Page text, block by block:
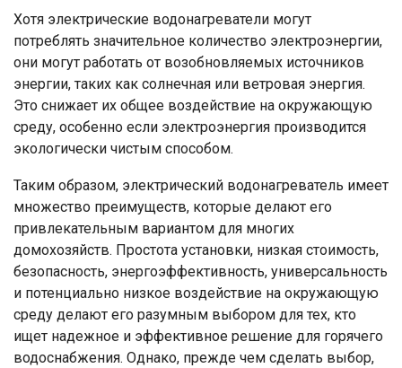
Хотя электрические водонагреватели могут
потреблять значительное количество электроэнергии,
они могут работать от возобновляемых источников
энергии, таких как солнечная или ветровая энергия.
Это снижает их общее воздействие на окружающую
среду, особенно если электроэнергия производится
экологически чистым способом.
Таким образом, электрический водонагреватель имеет
множество преимуществ, которые делают его
привлекательным вариантом для многих
домохозяйств. Простота установки, низкая стоимость,
безопасность, энергоэффективность, универсальность
и потенциально низкое воздействие на окружающую
среду делают его разумным выбором для тех, кто
ищет надежное и эффективное решение для горячего
водоснабжения. Однако, прежде чем сделать выбор,